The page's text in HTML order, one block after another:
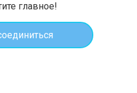
главное!